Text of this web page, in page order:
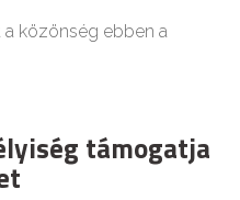
közönség ebben a
támogatja